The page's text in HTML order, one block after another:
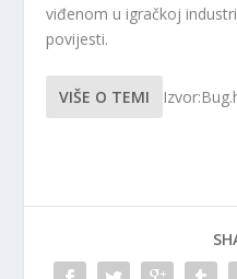
viđenom u igračkoj
povijesti.
VIŠE O TEMI